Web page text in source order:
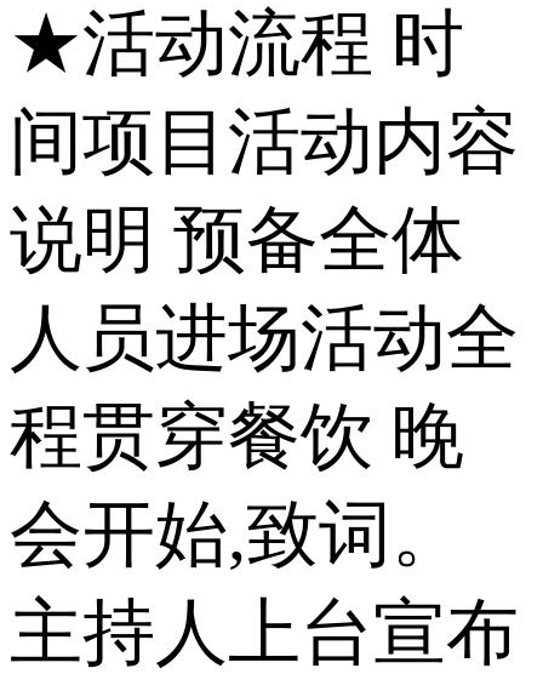
★活动流程 时
间项目活动内容
说明 预备全体
人员进场活动全
程贯穿餐饮 晚
会开始,致词。
主持人上台宣布